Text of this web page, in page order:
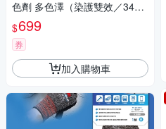
色劑 多色澤（染護雙效／340
g）
$699
券
加入購物車